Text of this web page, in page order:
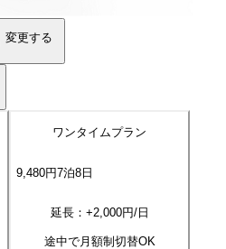
変更する
ワンタイムプラン
9,480円7泊8日
延長：+2,000円/日
途中で月額制切替OK